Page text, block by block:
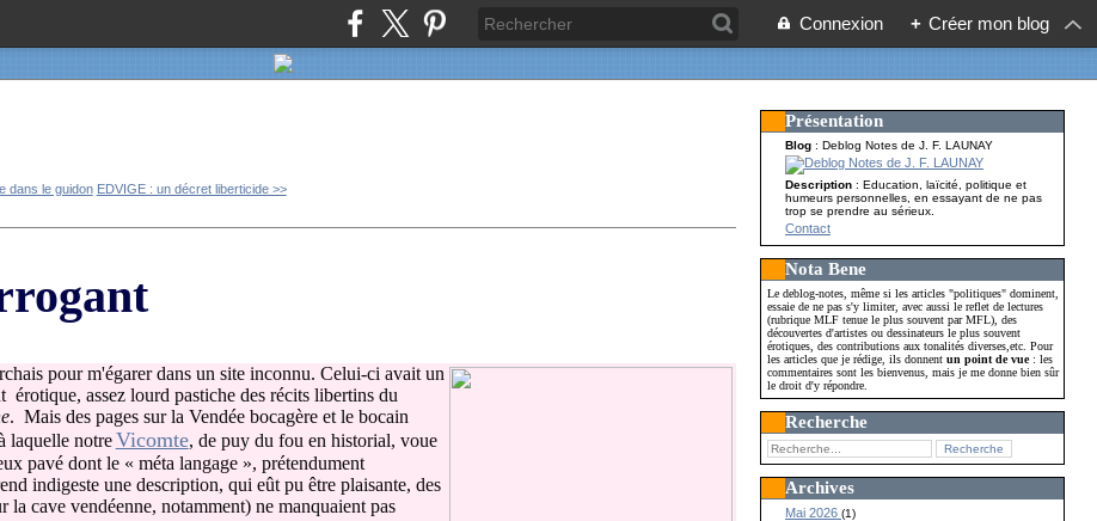
Connexion + Créer mon blog
dans le guidon EDVIGE : un décret liberticide >>
pour m'égarer dans un site inconnu. Celui-ci avait un
érotique, assez lourd pastiche des récits libertins du
. Mais des pages sur la Vendée bocagère et le bocain
laquelle notreVicomte, de puy du fou en historial, voue
pavé dont le « méta langage », prétendument
indigeste une description, qui eût pu être plaisante, des
la cave vendéenne, notamment) ne manquaient pas
Présentation
Blog : Deblog Notes de J. F. LAUNAY
Description: Education, laïcité, politique et
humeurs personnelles, en essayant de ne pas
trop se prendre au sérieux.
Contact
Nota Bene
Le deblog-notes, même si les articles "politiques" dominent,
essaie de ne pas s'y limiter, avec aussi le reflet de lectures
(rubrique MLF tenue le plus souvent par MFL), des
découvertes d'artistes ou dessinateurs le plus souvent
érotiques, des contributions aux tonalités diverses,etc. Pour
les articles que je rédige, ils donnentun point de vue: les
commentaires sont les bienvenus, mais je me donne bien sûr
le droit d'y répondre.
Recherche
Archives
Mai 2026(1)